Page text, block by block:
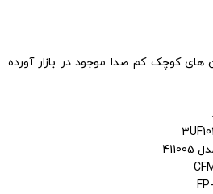
های کوچک کم صدا موجود در بازار آورده